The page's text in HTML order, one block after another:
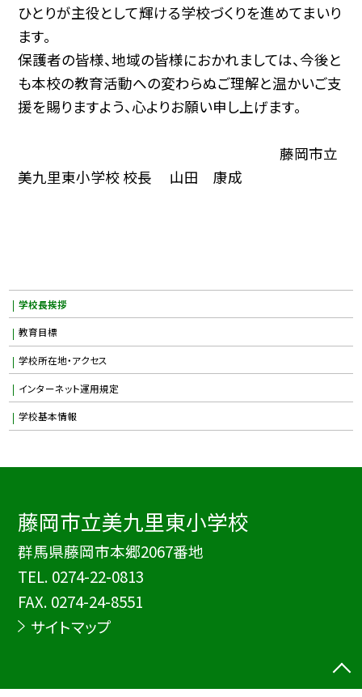
ひとりが主役として輝ける学校づくりを進めてまいり
ます。
保護者の皆様、地域の皆様におかれましては、今後と
も本校の教育活動への変わらぬご理解と温かいご支
援を賜りますよう、心よりお願い申し上げます。
藤岡市立
美九里東小学校 校長 山田 康成
学校長挨拶
教育目標
学校所在地・アクセス
インターネット運用規定
学校基本情報
藤岡市立美九里東小学校
群馬県藤岡市本郷2067番地
TEL. 0274-22-0813
FAX. 0274-24-8551
サイトマップ